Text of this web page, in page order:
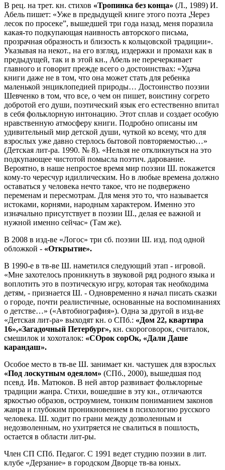
В рец. на трет. кн. стихов «Тропинка без конца» (Л., 1989) И.
Абель пишет: «Уже в предыдущей книге этого поэта „Через
лесок по просеке”, вышедшей три года назад, меня поразила
какая-то подкупающая наивность авторского письма,
прозрачная образность и близость к кольцовской традиции».
Указывая на некот., на его взгляд, издержки и промахи как в
предыдущей, так и в этой кн., Абель не перечеркивает
главного и говорит прежде всего о достоинствах: «Удача
книги даже не в том, что она может стать для ребенка
маленькой энциклопедией природы… Достоинство поэзии
Шевченко в том, что все, о чем он пишет, воистину согрето
добротой его души, поэтический язык его естественно впитал
в себя фольклорную интонацию. Этот сплав и создает особую
нравственную атмосферу книги. Подробно описаны им
удивительный мир детской души, чуткой ко всему, что для
взрослых уже давно стерлось бытовой повторяемостью…»
(Детская лит-ра. 1990. № 8). «Нельзя не откликнуться на это
подкупающее чистотой помысла поэтич. дарование.
Вероятно, в наше непростое время мир поэзии Ш. покажется
кому-то чересчур идиллическим. Но в любые времена должно
оставаться у человека нечто такое, что не подвержено
переменам и пересмотрам. Для меня это то, что называется
истоками, корнями, народным характером. Именно это
изначально присутствует в поэзии Ш., делая ее важной и
нужной именно сейчас» (Там же).
В 2008 в изд-ве «Логос» три сб. поэзии Ш. изд. под одной
обложкой - «Открытие».
В 1990-е в тв-ве Ш. наметился следующий этап - игровой.
«Мне захотелось проникнуть в звуковой ряд родного языка и
воплотить это в поэтическую игру, которая так необходима
детям, - признается Ш. - Одновременно я начал писать сказки
о городе, почти реалистичные, основанные на воспоминаниях
о детстве…» («Автобиография»). Одна за другой в изд-ве
«Детская лит-ра» выходят кн. о СПб.: «Дом 22, квартира
16»,«Загадочный Петербург», кн. скороговорок, считалок,
смешилок и хохоталок: «СОрок сорОк, «Дали Даше
карандаш».
Особое место в тв-ве Ш. занимает кн. частушек для взрослых
«Под лоскутным одеялом» (СПб., 2000), вышедшая под
псевд. Ив. Матюков. В ней автор развивает фольклорные
традиции жанра. Стихи, вошедшие в эту кн., отличаются
яркостью образов, остроумием, тонким пониманием законов
жанра и глубоким проникновением в психологию русского
человека. Ш. ходит по грани между дозволенным и
недозволенным, но ухитряется не свалиться в пошлость,
остается в области лит-ры.
Член СП СПб. Педагог. С 1991 ведет студию поэзии в лит.
клубе «Дерзание» в городском Дворце тв-ва юных.